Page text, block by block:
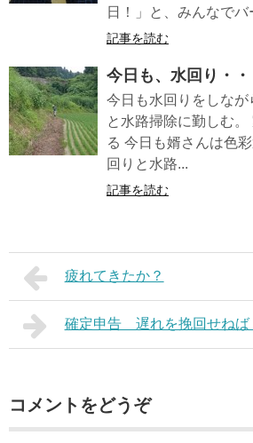
日！」と、みんなでバ
記事を読む
今日も、水回り・・
今日も水回りをしなが
と水路掃除に勤しむ
る 今日も婿さんは色
回りと水路...
記事を読む
疲れてきたか？
確定申告 遅れを挽回せねば
コメントをどうぞ